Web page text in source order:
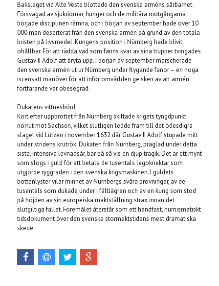
Bakslaget vid Alte Veste blottade den svenska arméns sårbarhet.
Försvagad av sjukdomar, hunger och de militära motgångarna
började disciplinen rämna, och i början av september hade över 10
000 man deserterat från den svenska armén på grund av den totala
bristen på livsmedel. Kungens position i Nürnberg hade blivit
ohållbar. För att rädda vad som fanns kvar av sina trupper tvingades
Gustav II Adolf att bryta upp. I början av september marscherade
den svenska armén ut ur Nürnberg under flygande fanor – en noga
iscensatt manöver för att inför omvärlden ge sken av att armén
fortfarande var obesegrad.
Dukatens vittnesbörd
Kort efter uppbrottet från Nürnberg skiftade krigets tyngdpunkt
norrut mot Sachsen, vilket slutligen ledde fram till det ödesdigra
slaget vid Lützen i november 1632 där Gustav II Adolf stupade mitt
under stridens krutrök. Dukaten från Nürnberg, präglad under detta
sista, intensiva levnadsår, bär på så vis en djup tragik. Det är ett mynt
som slogs i guld för att betala de tusentals legoknektar som
utgjorde ryggraden i den svenska krigsmaskinen. I guldets
bottenlyster vilar minnet av Nürnbergs svåra prövningar, av de
tusentals som dukade under i fältlägren och av en kung som stod
på höjden av sin europeiska maktställning strax innan det
slutgiltiga fallet. Föremålet återstår som ett handfast, numismatiskt
tidsdokument över den svenska stormaktstidens mest dramatiska
skede.